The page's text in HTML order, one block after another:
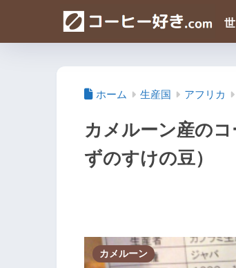
ホーム 生産国 アフリカ
カメルーン産の
ずのすけの豆）
カメルーン